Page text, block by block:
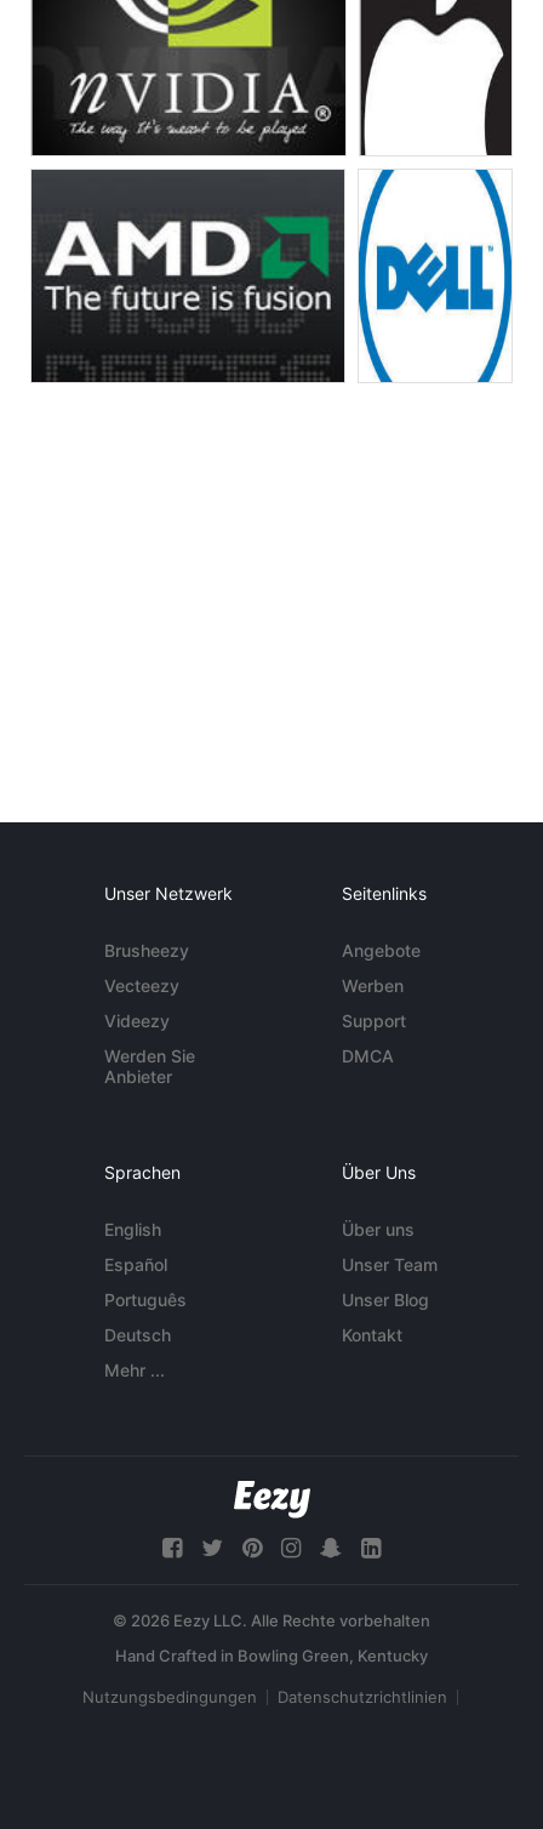
Unser Netzwerk
Brusheezy
Vecteezy
Videezy
Werden Sie
Anbieter
Seitenlinks
Angebote
Werben
Support
DMCA
Sprachen
English
Español
Português
Deutsch
Mehr ...
Über Uns
Über uns
Unser Team
Unser Blog
Kontakt
© 2026 Eezy LLC. Alle Rechte vorbehalten
Nutzungsbedingungen Datenschutzrichtlinien